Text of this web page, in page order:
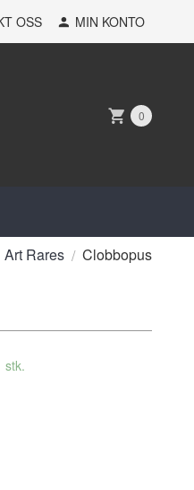
OSS MIN KONTO
0
Art Rares Clobbopus
stk.